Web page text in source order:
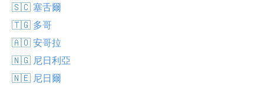
🇸🇨 塞舌爾
🇹🇬 多哥
🇦🇴 安哥拉
🇳🇬 尼日利亞
🇳🇪 尼日爾